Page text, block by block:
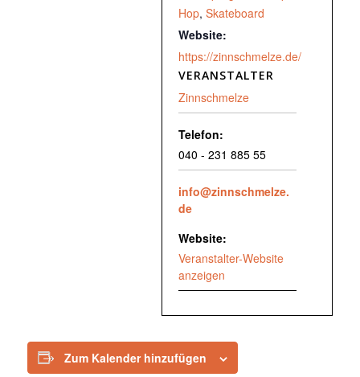
Hop, Skateboard
Website:
https://zinnschmelze.de/
VERANSTALTER
Zinnschmelze
Telefon:
040 - 231 885 55
info@zinnschmelze.
de
Website:
Veranstalter-Website
anzeigen
Zum Kalender hinzufügen